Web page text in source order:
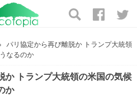
パリ協定から再び離脱か トランプ大統領
なるのか
か トランプ大統領の米国の気候
か